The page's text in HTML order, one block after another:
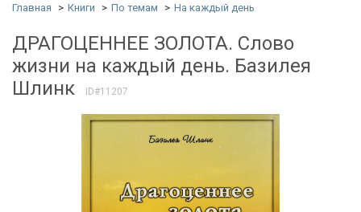
Главная Книги По темам На каждый день
ДРАГОЦЕННЕЕ ЗОЛОТА. Слово
жизни на каждый день. Базилея
Шлинк
ID#11207